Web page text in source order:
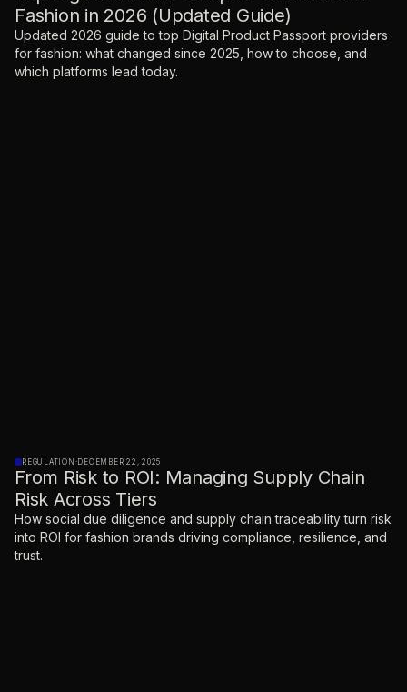
Fashion in 2026 (Updated Guide)
Updated 2026 guide to top Digital Product Passport providers
for fashion: what changed since 2025, how to choose, and
which platforms lead today.
REGULATION ·DECEMBER 22, 2025
From Risk to ROI: Managing Supply Chain
Risk Across Tiers
How social due diligence and supply chain traceability turn risk
into ROI for fashion brands driving compliance, resilience, and
trust.